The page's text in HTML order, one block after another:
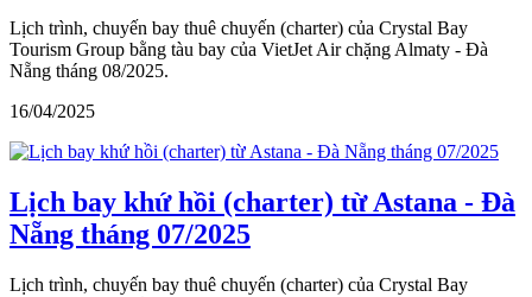
Lịch trình, chuyến bay thuê chuyến (charter) của Crystal Bay
Tourism Group bằng tàu bay của VietJet Air chặng Almaty - Đà
Nẵng tháng 08/2025.
16/04/2025
Lịch bay khứ hồi (charter) từ Astana - Đà
Nẵng tháng 07/2025
Lịch trình, chuyến bay thuê chuyến (charter) của Crystal Bay